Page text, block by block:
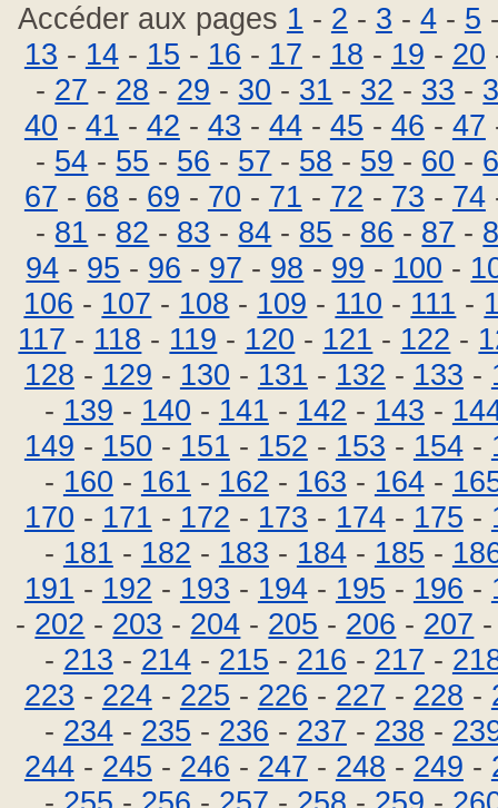
Accéder aux pages 1 - 2 - 3 - 4- 5
13 - 14- 15 - 16 - 17 - 18 - 19 - 20
- 27 - 28 - 29 - 30 - 31 - 32 - 33 -
40 - 41 - 42 - 43 - 44- 45 - 46 - 47
- 54 - 55 - 56 - 57 - 58 - 59 - 60 -
67 - 68 - 69 - 70 - 71 - 72 - 73 - 74
- 81 - 82 - 83 - 84 - 85 - 86 - 87 -
94 - 95 - 96 - 97 - 98 - 99 - 100 -
106 - 107 - 108 - 109 - 110 - 111 -
117 - 118 - 119 - 120 - 121 - 122 -
128 - 129 - 130 - 131 - 132 - 133 -
- 139 - 140 - 141 - 142 - 143 -
149 - 150 - 151 - 152 - 153 - 154-
- 160 - 161 - 162 - 163 - 164-
170 - 171 - 172 - 173 - 174- 175 -
- 181 - 182 - 183 - 184- 185 -
191 - 192 - 193 - 194- 195 - 196 -
- 202 - 203 - 204 - 205 - 206 - 207
- 213 - 214- 215 - 216 - 217 -
223 - 224- 225 - 226 - 227 - 228 -
- 234- 235 - 236 - 237 - 238 -
244- 245 - 246 - 247 - 248 - 249 -